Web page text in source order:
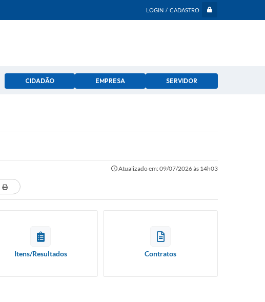
LOGIN / CADASTRO
CIDADÃO EMPRESA SERVIDOR
Atualizado em: 09/07/2026 às 14h03
Itens/Resultados Contratos